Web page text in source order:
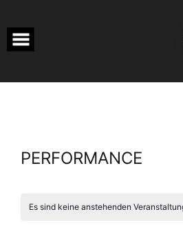
content
PERFORMANCE
Es sind keine anstehenden